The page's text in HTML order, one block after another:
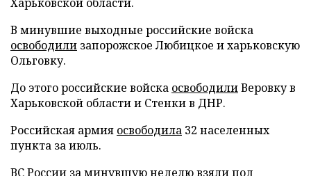
В минувшие выходные российские войска
освободили запорожское Любицкое и харьковскую
Ольговку.
До этого российские войска освободилиВеровку в
Харьковской области и Стенки в ДНР.
Российская армия освободила 32 населенных
пункта за июль.
ВС России за минувшую неделювзялипод